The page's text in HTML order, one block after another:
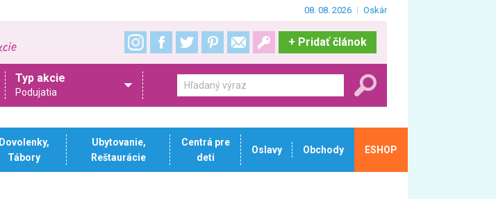
08. 08. 2026 Oskár
+ Pridať článok
Typ akcie
Podujatia
Dovolenky,
Tábory
Ubytovanie,
Reštaurácie
Centrá pre
deti
Oslavy Obchody ESHOP